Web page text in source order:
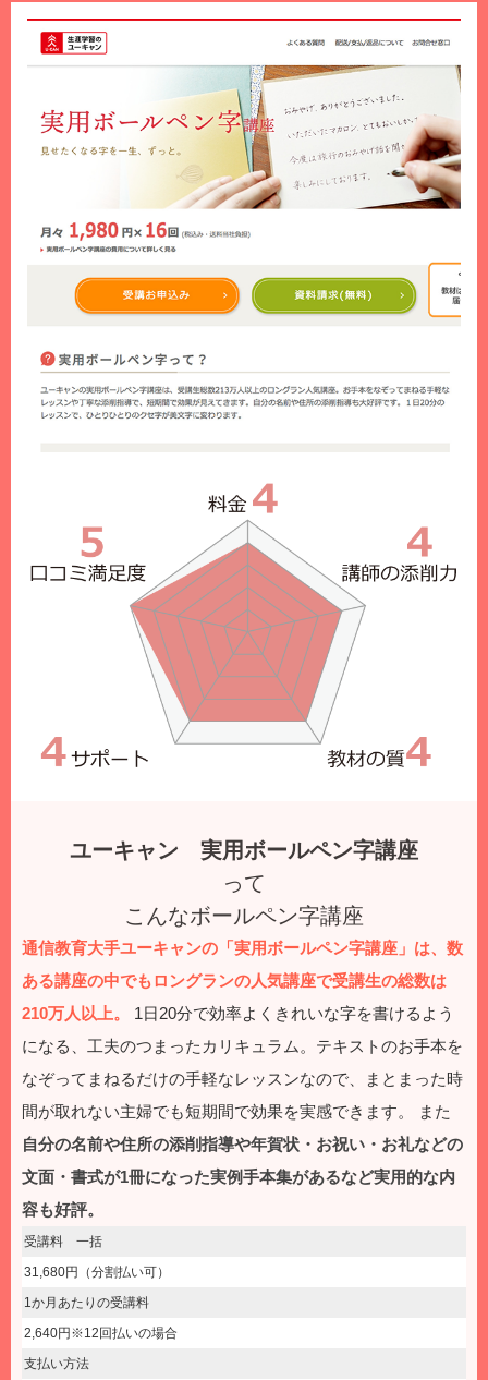
ユーキャン 実用ボールペン字講座
って
こんなボールペン字講座
通信教育大手ユーキャンの「実用ボールペン字講座」は、数
ある講座の中でもロングランの人気講座で受講生の総数は
210万人以上。
1日20分で効率よくきれいな字を書けるよう
になる、工夫のつまったカリキュラム。テキストのお手本を
なぞってまねるだけの手軽なレッスンなので、まとまった時
間が取れない主婦でも短期間で効果を実感できます。
また
自分の名前や住所の添削指導や年賀状・お祝い・お礼などの
文面・書式が1冊になった実例手本集があるなど実用的な内
容も好評。
受講料 一括
31,680円（分割払い可）
1か月あたりの受講料
2,640円※12回払いの場合
支払い方法